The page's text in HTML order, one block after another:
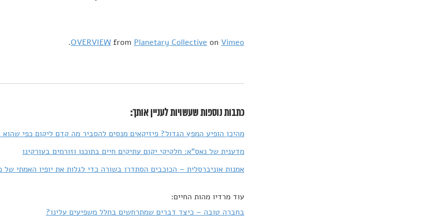
OVERVIEW from Planetary Collective on Vimeo
.
כתבות נוספות שעשויות לעניין אותך:
מהיכן הופיע המפץ הגדול? פיזיקאים מנסים להסביר מה קדם ליקום כפי שהוא
מדענית של נאס"א: חלקיקי יקום עתיקים חיים בתוכנו וזורמים בעורקינו
אמנות אוניברסלית – הכוכבים הסתדרו בשורה כדי לגלות את יופיו האמתי של
עוד מרדיו מהות החיים:
בחברה טובה – כיצד דברים שמתרחשים בחלל משפיעים עלינו?